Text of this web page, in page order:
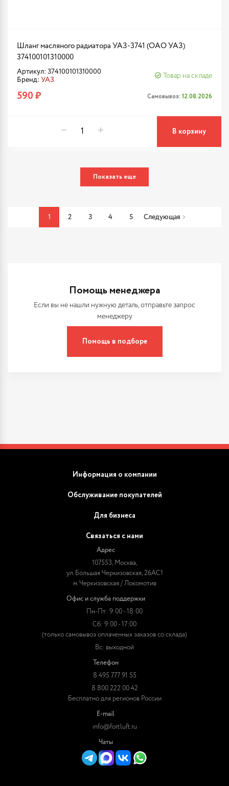
Шланг масляного радиатора УАЗ-3741 (ОАО УАЗ)
374100101310000
Артикул: 374100101310000
Бренд: УАЗ
Товар на складе
590 ₽ Самовывоз: 12.08.2026
В корзину
Показать еще
1 2 3 4 5 Следующая
Помощь менеджера
Если вы не нашли нужную деталь, отправьте запрос
менеджеру
Помощь в подборе
Информация о компании
Обслуживание покупателей
Для бизнеса
Связаться с нами
Адрес
107553, Москва,
ул. Большая Черкизовская, 26АС1
м. Черкизовская / Локомотив
Офис и служба поддержки
Пн-Пт: 9:00 - 18:00
Сб: 9:00 - 17:00
(только самовывоз оплаченных заказов со склада)
Вс: выходной
Телефон
8 495 777 91 55
8 800 222 00 42
Бесплатно для регионов России
E-mail
info@fortluft.ru
Чаты